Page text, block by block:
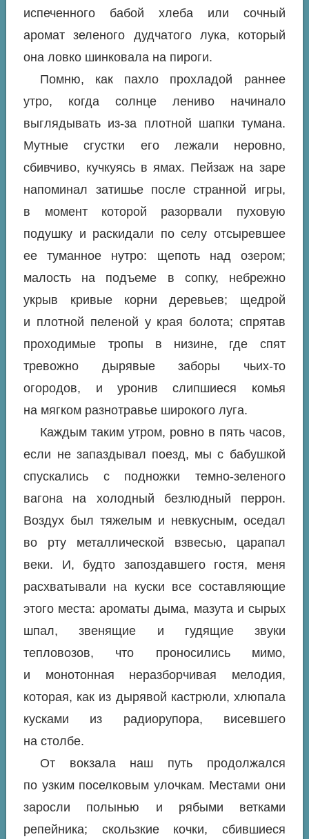
испеченного бабой хлеба или сочный
аромат зеленого дудчатого лука, который
она ловко шинковала на пироги.
Помню, как пахло прохладой раннее
утро, когда солнце лениво начинало
выглядывать из-за плотной шапки тумана.
Мутные сгустки его лежали неровно,
сбивчиво, кучкуясь в ямах. Пейзаж на заре
напоминал затишье после странной игры,
в момент которой разорвали пуховую
подушку и раскидали по селу отсыревшее
ее туманное нутро: щепоть над озером;
малость на подъеме в сопку, небрежно
укрыв кривые корни деревьев; щедрой
и плотной пеленой у края болота; спрятав
проходимые тропы в низине, где спят
тревожно дырявые заборы чьих-то
огородов, и уронив слипшиеся комья
на мягком разнотравье широкого луга.
Каждым таким утром, ровно в пять часов,
если не запаздывал поезд, мы с бабушкой
спускались с подножки темно-зеленого
вагона на холодный безлюдный перрон.
Воздух был тяжелым и невкусным, оседал
во рту металлической взвесью, царапал
веки. И, будто запоздавшего гостя, меня
расхватывали на куски все составляющие
этого места: ароматы дыма, мазута и сырых
шпал, звенящие и гудящие звуки
тепловозов, что проносились мимо,
и монотонная неразборчивая мелодия,
которая, как из дырявой кастрюли, хлюпала
кусками из радиорупора, висевшего
на столбе.
От вокзала наш путь продолжался
по узким поселковым улочкам. Местами они
заросли полынью и рябыми ветками
репейника; скользкие кочки, сбившиеся